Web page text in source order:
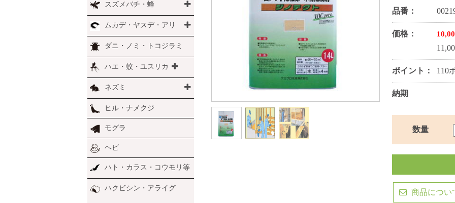
品番：
価格：
ポイント： 110
納期
数量
商品につい
スズメバチ・蜂
ムカデ・ヤスデ・アリ
ダニ・ノミ・トコジラミ
ハエ・蚊・ユスリカ
ネズミ
ヒル・ナメクジ
モグラ
ヘビ
ハト・カラス・コウモリ等
ハクビシン・アライグ